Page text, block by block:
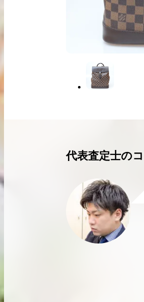
代表査定士の